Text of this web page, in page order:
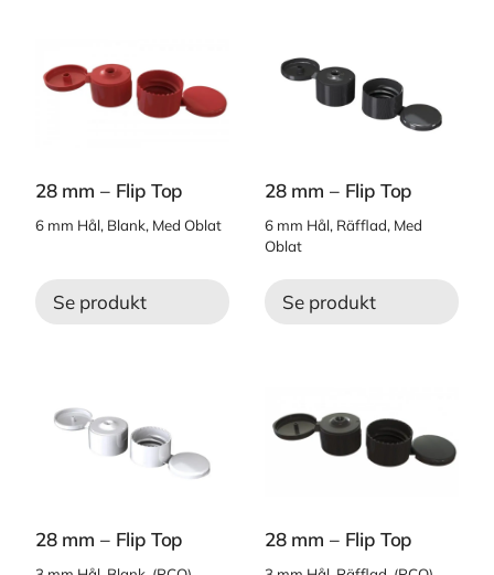
28 mm – Flip Top
6 mm Hål, Blank, Med Oblat
Se produkt
28 mm – Flip Top
6 mm Hål, Räfflad, Med
Oblat
Se produkt
28 mm – Flip Top 28 mm – Flip Top